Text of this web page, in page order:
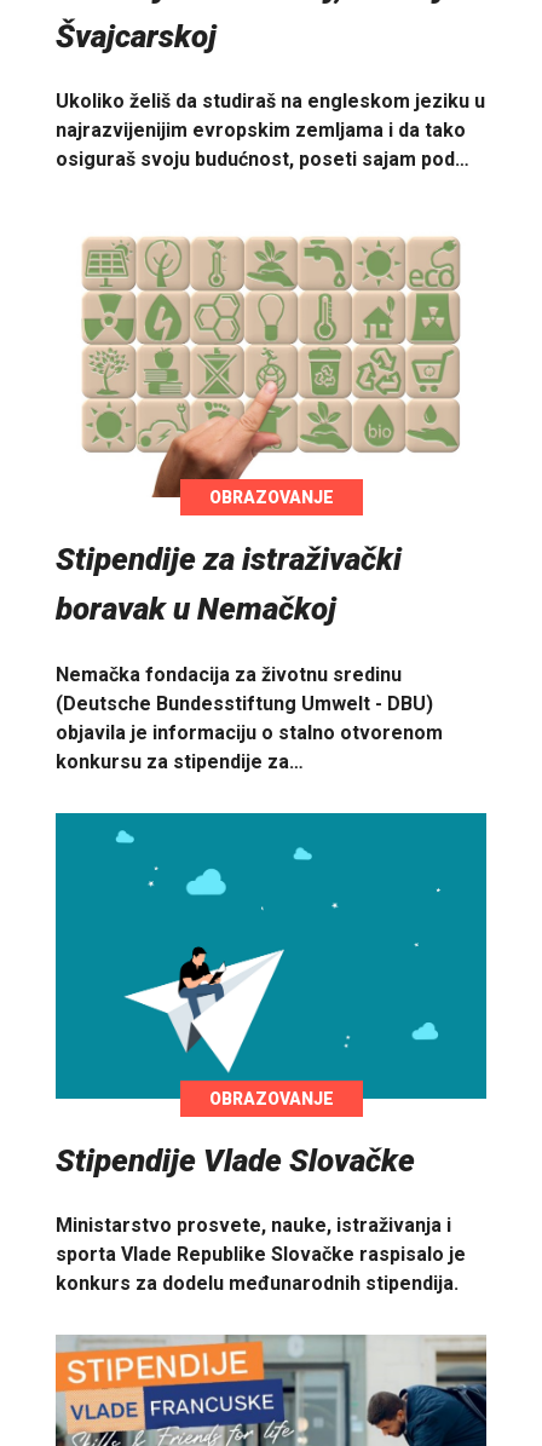
Švajcarskoj
Ukoliko želiš da studiraš na engleskom jeziku u
najrazvijenijim evropskim zemljama i da tako
osiguraš svoju budućnost, poseti sajam pod…
OBRAZOVANJE
Stipendije za istraživački
boravak u Nemačkoj
Nemačka fondacija za životnu sredinu
(Deutsche Bundesstiftung Umwelt - DBU)
objavila je informaciju o stalno otvorenom
konkursu za stipendije za…
OBRAZOVANJE
Stipendije Vlade Slovačke
Ministarstvo prosvete, nauke, istraživanja i
sporta Vlade Republike Slovačke raspisalo je
konkurs za dodelu međunarodnih stipendija.